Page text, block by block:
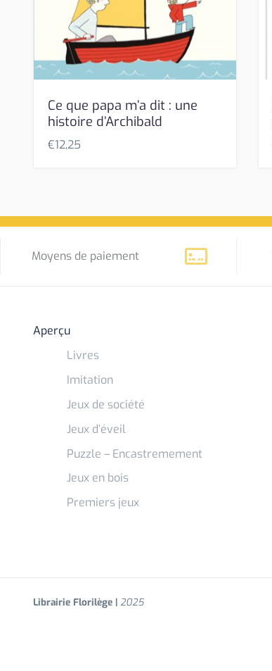
Ce que papa m’a dit : une
histoire d’Archibald
€12,25
Moyens de paiement
Aperçu
Livres
Imitation
Jeux de société
Jeux d’éveil
Puzzle – Encastremement
Jeux en bois
Premiers jeux
Librairie Florilège | 2025